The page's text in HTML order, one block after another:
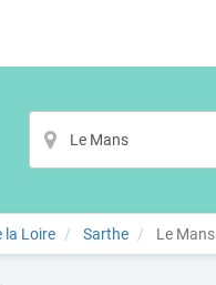
la Loire Sarthe Le Mans